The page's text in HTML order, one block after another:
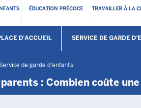
ÉDUCATION PRÉCOCE TRAVAILLER À LA
D'ACCUEIL SERVICE DE GARDE
Service de garde d'enfants
: Combien coûte